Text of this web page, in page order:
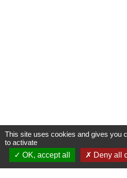
This site uses cookies and gives you
to activate
OK, accept all
Deny all